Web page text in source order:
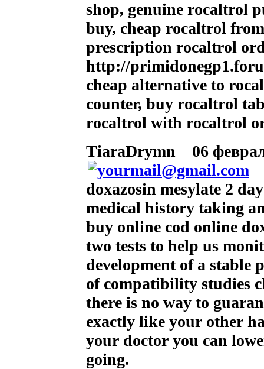
shop, genuine rocaltrol
buy, cheap rocaltrol
prescription rocaltrol
http://
cheap alternative to
counter, buy rocaltrol
rocaltrol with rocaltrol
TiaraDrymn
06
doxazosin mesylate 2
medical history taking
buy online cod online
two tests to help us
development of a stable
of compatibility studies
there is no way to
exactly like your other
your doctor you can
going.